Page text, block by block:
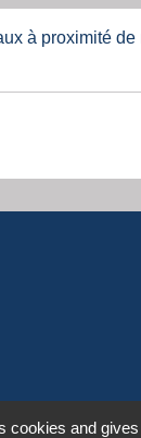
à proximité
cookies and